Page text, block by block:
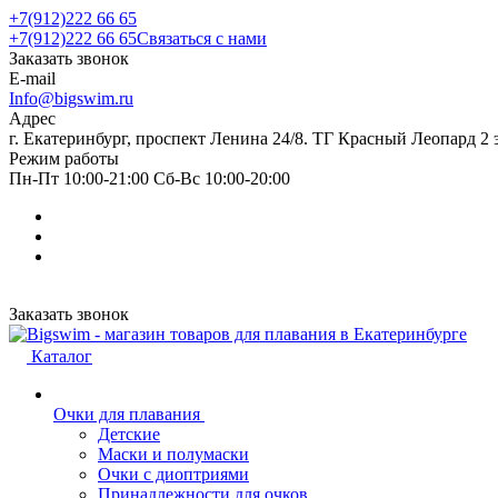
+7(912)222 66 65
+7(912)222 66 65Связаться с нами
Заказать звонок
E-mail
Info@bigswim.ru
Адрес
г. Екатеринбург, проспект Ленина 24/8. ТГ Красный Леопард 2
Режим работы
Пн-Пт 10:00-21:00 Сб-Вс 10:00-20:00
Заказать звонок
Каталог
Очки для плавания
Детские
Маски и полумаски
Очки с диоптриями
Принадлежности для очков